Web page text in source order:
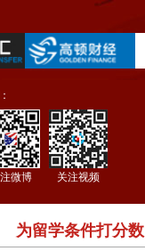
微博 关注视频
为留学条件打分数